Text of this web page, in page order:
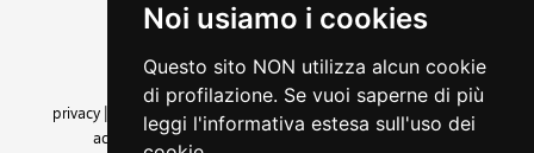
Noi usiamo i cookies
Questo sito NON utilizza alcun cookie
di profilazione. Se vuoi saperne di più
leggi l'informativa estesa sull'uso dei
+39 040 3771111
amministrazione trasparente
privacy
cookie |note legali accessibilità
dichiarazione di
accessibilità| feedback cambio preferenze cookie